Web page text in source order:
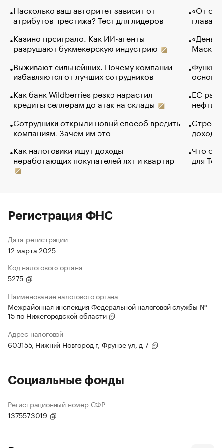
Насколько ваш авторитет зависит от
атрибутов престижа? Тест для лидеров
Казино проиграло. Как ИИ-агенты
разрушают букмекерскую индустрию
Выживают сильнейших. Почему компании
избавляются от лучших сотрудников
Как банк Wildberries резко нарастил
кредиты селлерам до атак на склады
Сотрудники открыли новый способ вредить
компаниям. Зачем им это
Как налоговики ищут доходы
неработающих покупателей яхт и квартир
«От
глава
Маск в
основ
ЕС
нефти
Что
для
Регистрация ФНС
Дата регистрации
12 марта 2025
Код налогового органа
5275
Наименование налогового органа
Межрайонная инспекция Федеральной налоговой службы №
15 по Нижегородской области
Адрес налоговой
603155, Нижний Новгород г, Фрунзе ул, д 7
Социальные фонды
Регистрационный номер СФР
1375573019